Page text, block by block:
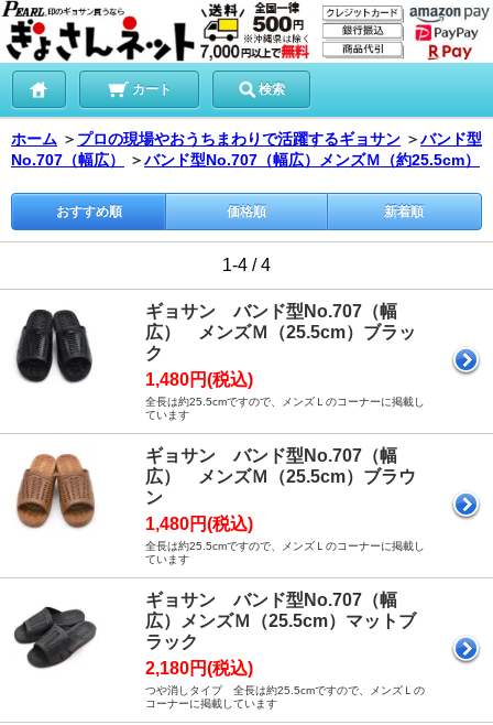
カート 検索
ホーム ＞ プロの現場やおうちまわりで活躍するギョサン ＞バンド型
No.707（幅広）
＞バンド型No.707（幅広）メンズＭ（約25.5cm）
おすすめ順 価格順 新着順
1-4 / 4
ギョサン バンド型No.707（幅
広） メンズＭ（25.5cm）ブラッ
ク
1,480円(税込)
全長は約25.5cmですので、メンズＬのコーナーに掲載し
ています
ギョサン バンド型No.707（幅
広） メンズＭ（25.5cm）ブラウ
ン
1,480円(税込)
全長は約25.5cmですので、メンズＬのコーナーに掲載し
ています
ギョサン バンド型No.707（幅
広）メンズＭ（25.5cm）マットブ
ラック
2,180円(税込)
つや消しタイプ 全長は約25.5cmですので、メンズＬの
コーナーに掲載しています